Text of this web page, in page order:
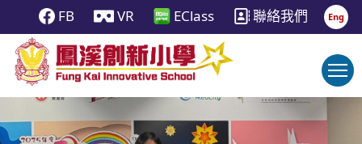
FB VR EClass 聯絡我們 Eng